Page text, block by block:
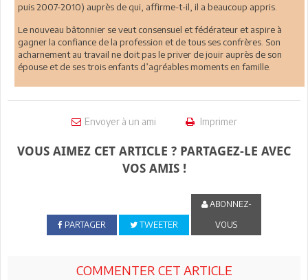
puis 2007-2010) auprès de qui, affirme-t-il, il a beaucoup appris.
Le nouveau bâtonnier se veut consensuel et fédérateur et aspire à
gagner la confiance de la profession et de tous ses confrères. Son
acharnement au travail ne doit pas le priver de jouir auprès de son
épouse et de ses trois enfants d’agréables moments en famille.
Envoyer à un ami Imprimer
VOUS AIMEZ CET ARTICLE ? PARTAGEZ-LE AVEC
VOS AMIS !
PARTAGER TWEETER
ABONNEZ-
VOUS
COMMENTER CET ARTICLE